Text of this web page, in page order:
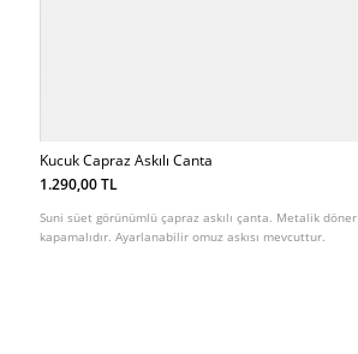
Kucuk Capraz Askılı Canta
1.290,00 TL
Suni süet görünümlü çapraz askılı çanta. Metalik döner
kapamalıdır. Ayarlanabilir omuz askısı mevcuttur.